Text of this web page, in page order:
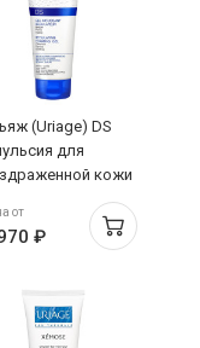
(Uriage) DS
для
кожи
40 мл
от
₽